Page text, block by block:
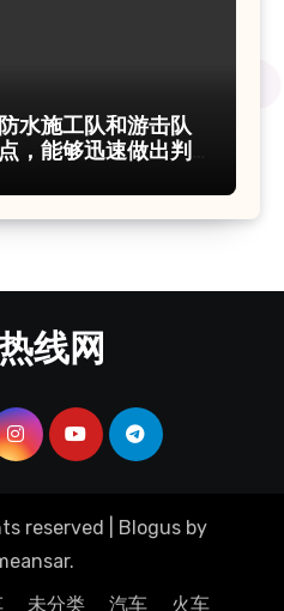
水施工队和游击队
，能够迅速做出判
线网
reserved Blogus by
.
未分类 汽车 火车